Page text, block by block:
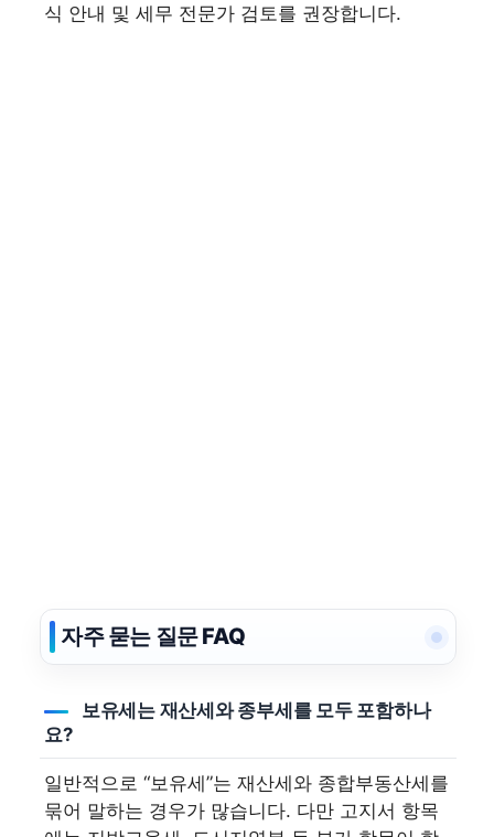
식 안내 및 세무 전문가 검토를 권장합니다.
자주 묻는 질문 FAQ
보유세는 재산세와 종부세를 모두 포함하나
요?
일반적으로 “보유세”는 재산세와 종합부동산세를
묶어 말하는 경우가 많습니다. 다만 고지서 항목